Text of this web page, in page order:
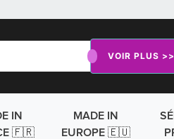
VOIR PLUS >>
IN
🇫🇷
MADE IN
EUROPE 🇪🇺